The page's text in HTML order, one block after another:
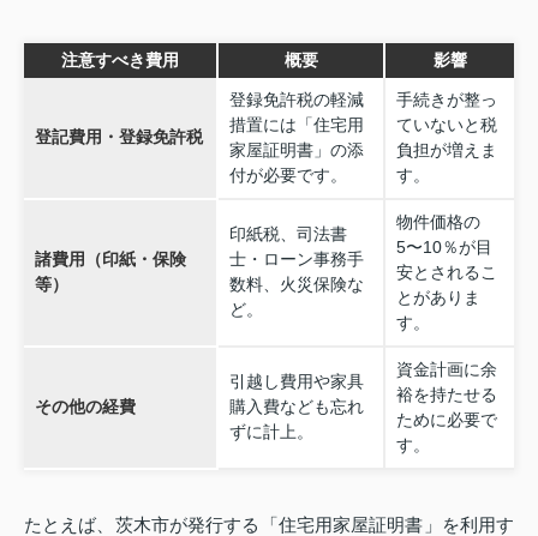
注意すべき費用 概要 影響
登記費用・登録免許税
登録免許税の軽減
措置には「住宅用
家屋証明書」の添
付が必要です。
手続きが整っ
ていないと税
負担が増えま
す。
諸費用（印紙・保険
等）
印紙税、司法書
士・ローン事務手
数料、火災保険な
ど。
物件価格の
5〜10％が目
安とされるこ
とがありま
す。
その他の経費
引越し費用や家具
購入費なども忘れ
ずに計上。
資金計画に余
裕を持たせる
ために必要で
す。
たとえば、茨木市が発行する「住宅用家屋証明書」を利用す